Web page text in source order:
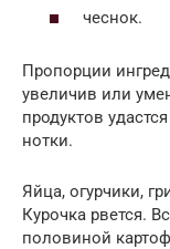
чеснок.
Пропорции
увеличив или
продуктов
нотки.
Яйца, огурчики,
Курочка рвется.
половиной